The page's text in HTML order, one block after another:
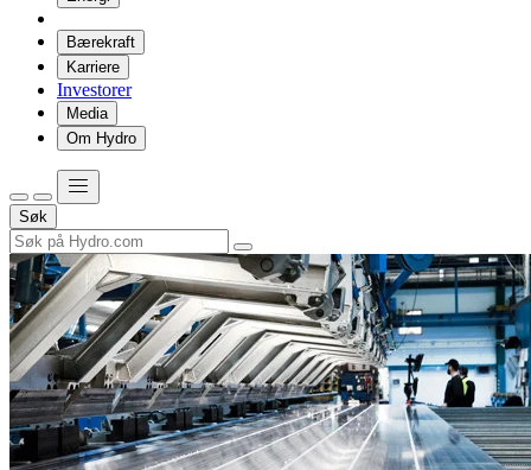
Bærekraft
Karriere
Investorer
Media
Om Hydro
Søk